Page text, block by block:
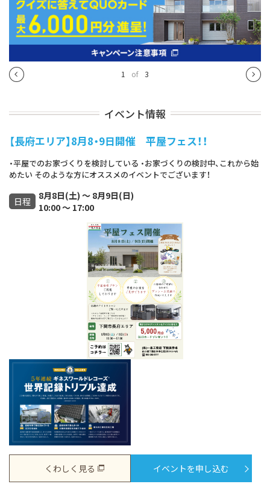
1 of 3
イベント情報
【長府エリア】8月8・9日開催 平屋フェス！！
・平屋でのお家づくりを検討している ・お家づくりの検討中、これから始
めたい そのような方にオススメのイベントでございます！
日程
8月8日(土) ～ 8月9日(日)
10:00 ～ 17:00
くわしく見る イベントを申し込む